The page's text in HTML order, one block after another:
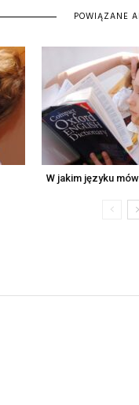
POWIĄZANE
W jakim języku